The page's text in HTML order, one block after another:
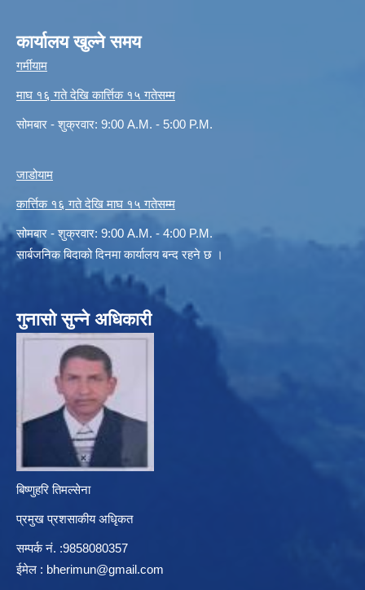
कार्यालय खुल्ने समय
गर्मीयाम
माघ १६ गते देखि कार्त्तिक १५ गतेसम्म
सोमबार - शुक्रवार: 9:00 A.M. - 5:00 P.M.
जाडोयाम
कार्त्तिक १६ गते देखि माघ १५ गतेसम्म
सोमबार - शुक्रवार: 9:00 A.M. - 4:00 P.M.
सार्बजनिक बिदाको दिनमा कार्यालय बन्द रहने छ ।
गुनासो सुन्ने अधिकारी
बिष्णुहरि तिमल्सेना
प्रमुख प्रशसाकीय अधिृकत
सम्पर्क न‌ं. :9858080357
ईमेल : bherimun@gmail.com